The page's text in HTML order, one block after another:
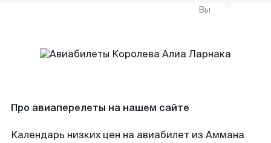
Вы
Про авиаперелеты на нашем сайте
Календарь низких цен на авиабилет из Аммана